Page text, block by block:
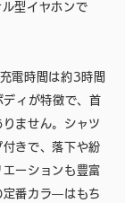
型イヤホンで
電時間は約3時間
ィが特徴で、首
ません。シャツ
きで、落下や紛
ーションも豊富
定番カラ―はもち